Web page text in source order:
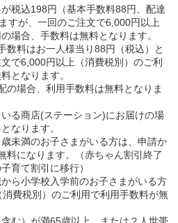
税込198円（基本手数料88円、配達
すが、一回のご注文で6,000円以上
場合、手数料は無料となります。
数料はお一人様当り88円（税込）と
で6,000円以上（消費税別）のご利
となります。
の場合、利用手数料は無料となりま
る商店(ステーション)にお届けの場
なります。
未満のお子さまがいる方は、申請か
料になります。（赤ちゃん割引終了
育て割引に移行）
ら小学校入学前のお子さまがいる方
費税別）のご利用で利用手数料が無